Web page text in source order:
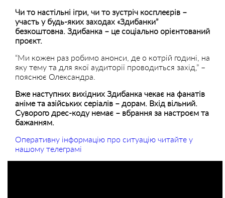
Чи то настільні ігри, чи то зустріч косплеєрів –
участь у будь-яких заходах «Здибанки”
безкоштовна. Здибанка – це соціально орієнтований
проєкт.
“Ми кожен раз робимо анонси, де о котрій годині, на
яку тему та для якої аудиторії проводиться захід,” –
пояснює Олександра.
Вже наступних вихідних Здибанка чекає на фанатів
аніме та азійських серіалів – дорам. Вхід вільний.
Суворого дрес-коду немає – вбрання за настроєм та
бажанням.
Оперативну інформацію про ситуацію читайте у
нашому телеграмі